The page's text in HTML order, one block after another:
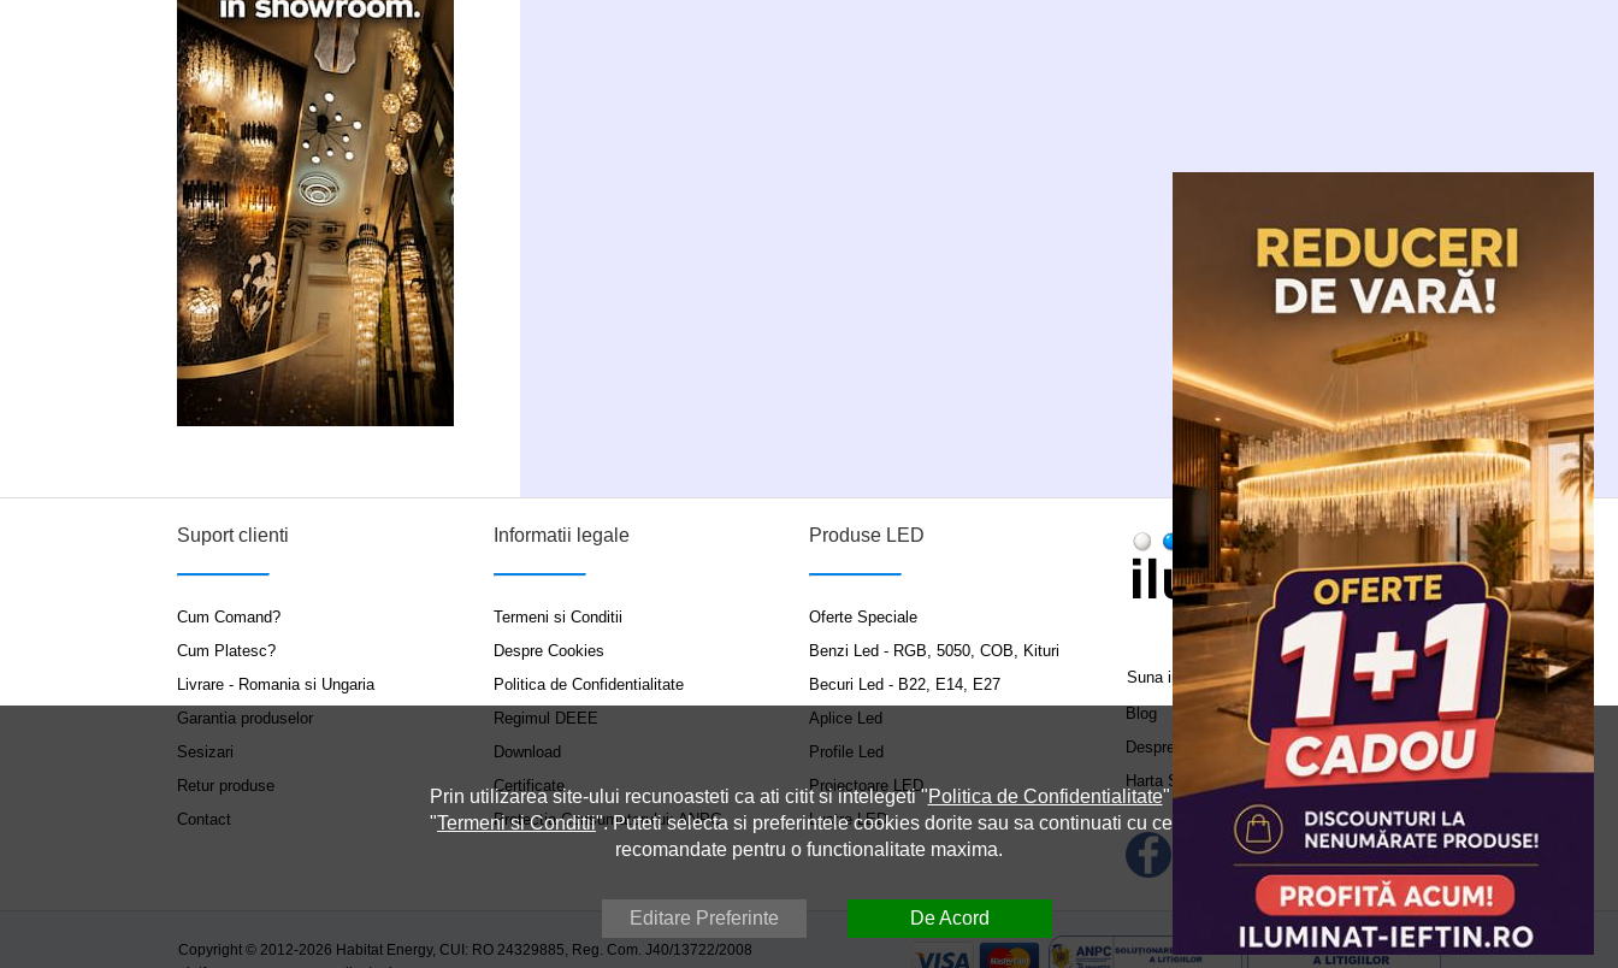
Suport clienti
Cum Comand?
Cum Platesc?
Livrare - Romania si Ungaria
Garantia produselor
Sesizari
Retur produse
Contact
Informatii legale
Termeni si Conditii
Despre Cookies
Politica de Confidentialitate
Regimul DEEE
Download
Certificate
Protecția Consumatorului: ANPC
Produse LED
Oferte Speciale
Benzi Led - RGB, 5050, COB, Kituri
Becuri Led - B22, E14, E27
Aplice Led
Profile Led
Proiectoare LED
Lustre LED
Suna in call center:
0371.504.543
Blog
Despre Noi
Harta Site
Copyright © 2012-2026 Habitat Energy, CUI: RO 24329885, Reg. Com. J40/13722/2008
Prin utilizarea site-ului recunoasteti ca ati citit si intelegeti "Politica de Confidentialitate" si
"Termeni si Conditii". Puteti selecta si preferintele cookies dorite sau sa continuati cu cele
recomandate pentru o functionalitate maxima.
Editare Preferinte De Acord